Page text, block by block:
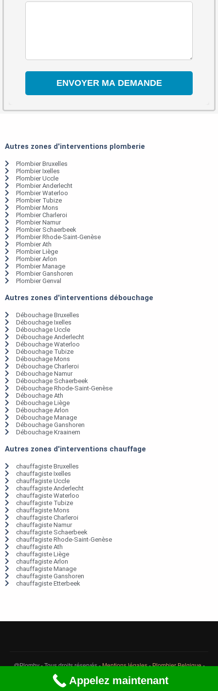
Autres zones d'interventions plomberie
Plombier Bruxelles
Plombier Ixelles
Plombier Uccle
Plombier Anderlecht
Plombier Waterloo
Plombier Tubize
Plombier Mons
Plombier Charleroi
Plombier Namur
Plombier Schaerbeek
Plombier Rhode-Saint-Genèse
Plombier Ath
Plombier Liège
Plombier Arlon
Plombier Manage
Plombier Ganshoren
Plombier Genval
Autres zones d'interventions débouchage
Débouchage Bruxelles
Débouchage Ixelles
Débouchage Uccle
Débouchage Anderlecht
Débouchage Waterloo
Débouchage Tubize
Débouchage Mons
Débouchage Charleroi
Débouchage Namur
Débouchage Schaerbeek
Débouchage Rhode-Saint-Genèse
Débouchage Ath
Débouchage Liège
Débouchage Arlon
Débouchage Manage
Débouchage Ganshoren
Débouchage Kraainem
Autres zones d'interventions chauffage
chauffagiste Bruxelles
chauffagiste Ixelles
chauffagiste Uccle
chauffagiste Anderlecht
chauffagiste Waterloo
chauffagiste Tubize
chauffagiste Mons
chauffagiste Charleroi
chauffagiste Namur
chauffagiste Schaerbeek
chauffagiste Rhode-Saint-Genèse
chauffagiste Ath
chauffagiste Liège
chauffagiste Arlon
chauffagiste Manage
chauffagiste Ganshoren
chauffagiste Etterbeek
@Plomby - Tous droits réservés -Mentions légales-Plombier Belgique-
Débouchage Belgique
Appelez maintenant